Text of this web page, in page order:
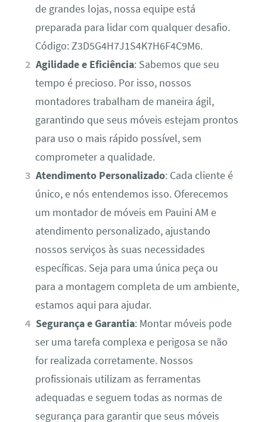
de grandes lojas, nossa equipe está
preparada para lidar com qualquer desafio.
Código: Z3D5G4H7J1S4K7H6F4C9M6.
Agilidade e Eficiência: Sabemos que seu
tempo é precioso. Por isso, nossos
montadores trabalham de maneira ágil,
garantindo que seus móveis estejam prontos
para uso o mais rápido possível, sem
comprometer a qualidade.
Atendimento Personalizado: Cada cliente é
único, e nós entendemos isso. Oferecemos
um montador de móveis em Pauini AM e
atendimento personalizado, ajustando
nossos serviços às suas necessidades
específicas. Seja para uma única peça ou
para a montagem completa de um ambiente,
estamos aqui para ajudar.
Segurança e Garantia: Montar móveis pode
ser uma tarefa complexa e perigosa se não
for realizada corretamente. Nossos
profissionais utilizam as ferramentas
adequadas e seguem todas as normas de
segurança para garantir que seus móveis